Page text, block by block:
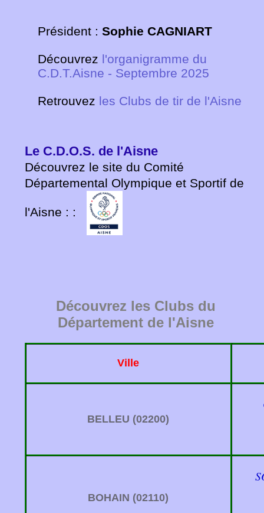
Président : Sophie CAGNIART
Découvrez l'organigramme du
C.D.T.Aisne - Septembre 2025
Retrouvez les Clubs de tir de l'Aisne
Le C.D.O.S. de l'Aisne
Découvrez le site du Comité
Départemental Olympique et Sportif de
l'Aisne : :
Découvrez les Clubs du
Département de l'Aisne
Ville
BELLEU (02200)
BOHAIN (02110)